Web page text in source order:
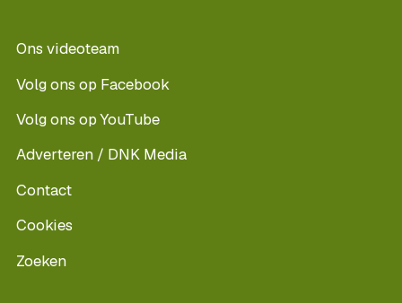
Ons videoteam
Volg ons op Facebook
Volg ons op YouTube
Adverteren / DNK Media
Contact
Cookies
Zoeken